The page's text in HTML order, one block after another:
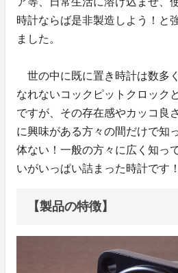
時計ならば是非製造しよう！と
ました。
世の中に既に置き時計は数多
なれないコックピットクロック
ですが、その存在感やカッコ良
に興味がある方々の間だけで知
体ない！一般の方々に広く知っ
いがいっぱい詰まった時計です
【製品の特徴】